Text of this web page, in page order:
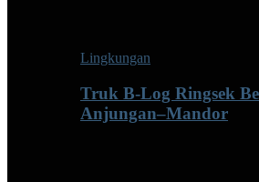
Lingkungan
Truk B-Log Ringsek
Anjungan–Mandor